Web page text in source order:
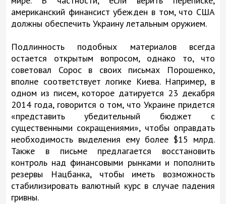
американский финансист убежден в том, что США
должны обеспечить Украину летальным оружием.
Подлинность подобных материалов всегда
остается открытым вопросом, однако то, что
советовал Сорос в своих письмах Порошенко,
вполне соответствует логике Киева. Например, в
одном из писем, которое датируется 23 декабря
2014 года, говорится о том, что Украине придется
«представить убедительный бюджет с
существенными сокращениями», чтобы оправдать
необходимость выделения ему более $15 млрд.
Также в письме предлагается восстановить
контроль над финансовыми рынками и пополнить
резервы Нацбанка, чтобы иметь возможность
стабилизировать валютный курс в случае падения
гривны.